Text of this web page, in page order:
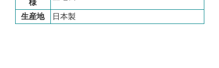
様
生産地 日本製